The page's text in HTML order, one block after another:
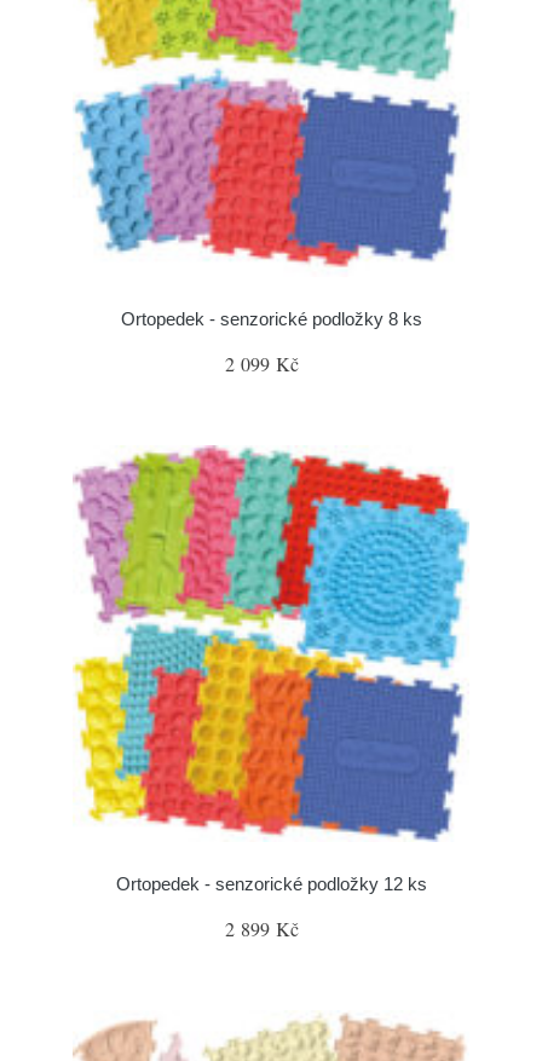
Ortopedek - senzorické podložky 8 ks
2 099 Kč
Ortopedek - senzorické podložky 12 ks
2 899 Kč